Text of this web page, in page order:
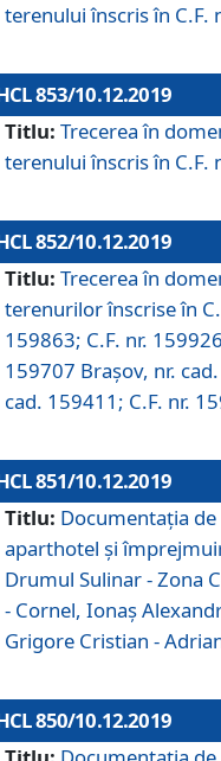
terenului înscris în C.F.
853/10.12.2019
Titlu: Trecerea în
terenului înscris în C.F.
852/10.12.2019
Titlu: Trecerea în
terenurilor înscrise în
159863; C.F. nr.
159707 Brașov, nr.
cad. 159411; C.F. nr.
851/10.12.2019
Titlu: Documentaţia
aparthotel şi
Drumul Sulinar - Zona
- Cornel, Ionaş
Grigore Cristian -
850/10.12.2019